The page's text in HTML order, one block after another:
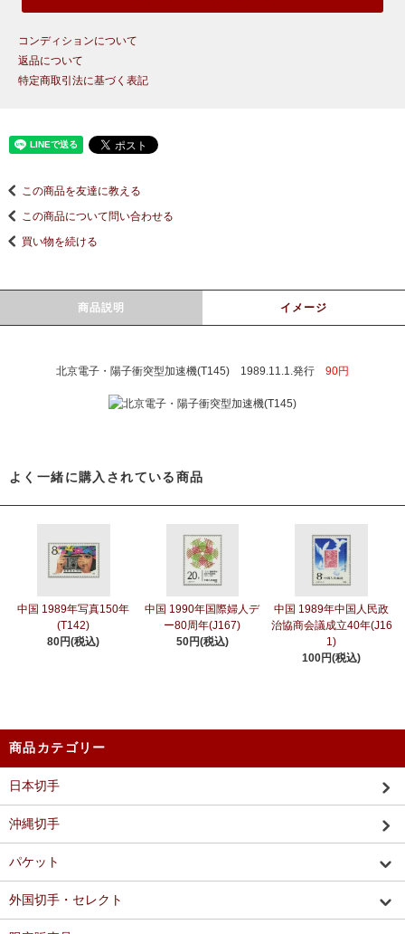
コンディションについて
返品について
特定商取引法に基づく表記
この商品を友達に教える
この商品について問い合わせる
買い物を続ける
商品説明 イメージ
北京電子・陽子衝突型加速機(T145) 1989.11.1.発行 90円
よく一緒に購入されている商品
中国 1989年写真150年
(T142)
80円(税込)
中国 1990年国際婦人デ
ー80周年(J167)
50円(税込)
中国 1989年中国人民政
治協商会議成立40年(J16
1)
100円(税込)
商品カテゴリー
日本切手
沖縄切手
パケット
外国切手・セレクト